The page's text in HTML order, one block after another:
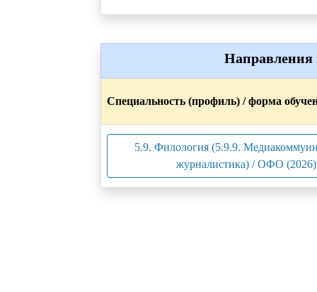
Направления
Специальность (профиль) / форма
5.9. Филология (5.9.9.
журналистика) / ОФО (2026)